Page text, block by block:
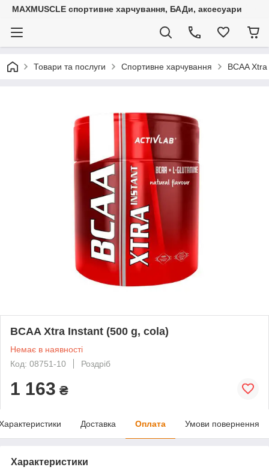
MAXMUSCLE спортивне харчування, БАДи, аксесуари
Товари та послуги Спортивне харчування BCAA
BCAA Xtra Instant (500 g, cola)
Немає в наявності
Код: 08751-10
Роздріб
1 163 ₴
Доставка Оплата Умови повернення
Характеристики